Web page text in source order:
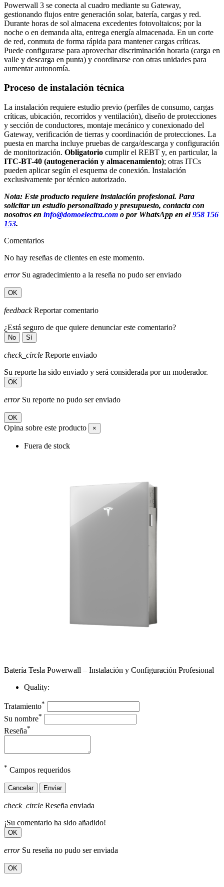
Powerwall 3 se conecta al cuadro mediante su Gateway,
gestionando flujos entre generación solar, batería, cargas y red.
Durante horas de sol almacena excedentes fotovoltaicos; por la
noche o en demanda alta, entrega energía almacenada. En un corte
de red, conmuta de forma rápida para mantener cargas críticas.
Puede configurarse para aprovechar discriminación horaria (carga en
valle y descarga en punta) y coordinarse con otras unidades para
aumentar autonomía.
Proceso de instalación técnica
La instalación requiere estudio previo (perfiles de consumo, cargas
críticas, ubicación, recorridos y ventilación), diseño de protecciones
y sección de conductores, montaje mecánico y conexionado del
Gateway, verificación de tierras y coordinación de protecciones. La
puesta en marcha incluye pruebas de carga/descarga y configuración
de monitorización. Obligatorio cumplir el REBT y, en particular, la
ITC-BT-40 (autogeneración y almacenamiento); otras ITCs
pueden aplicar según el esquema de conexión. Instalación
exclusivamente por técnico autorizado.
Nota: Este producto requiere instalación profesional. Para
solicitar un estudio personalizado y presupuesto, contacta con
nosotros en info@domoelectra.com o por WhatsApp en el958 156
153.
Comentarios
No hay reseñas de clientes en este momento.
errorSu agradecimiento a la reseña no pudo ser enviado
OK
feedbackReportar comentario
¿Está seguro de que quiere denunciar este comentario?
No Sí
check_circle Reporte enviado
Su reporte ha sido enviado y será considerada por un moderador.
OK
errorSu reporte no pudo ser enviado
OK
Opina sobre este producto ×
Fuera de stock
Batería Tesla Powerwall – Instalación y Configuración Profesional
Quality:
Tratamiento*
Su nombre*
Reseña*
* Campos requeridos
Cancelar Enviar
check_circle Reseña enviada
¡Su comentario ha sido añadido!
OK
errorSu reseña no pudo ser enviada
OK